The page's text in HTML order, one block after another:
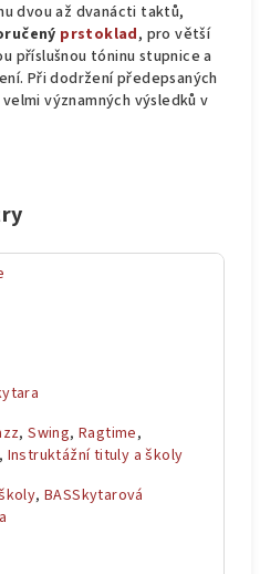
dvou až dvanácti taktů,
prstoklad, pro větší
příslušnou tóninu stupnice a
Při dodržení předepsaných
významných výsledků v
,Swing,Ragtime,
, Instruktážní tituly a školy
,BASSkytarová